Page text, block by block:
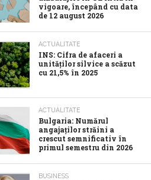
vigoare, începând cu data
de 12 august 2026
ACTUALITATE
INS: Cifra de afaceri a
unităților silvice a scăzut
cu 21,5% în 2025
ACTUALITATE
Bulgaria: Numărul
angajaților străini a
crescut semnificativ în
primul semestru din 2026
BUSINESS